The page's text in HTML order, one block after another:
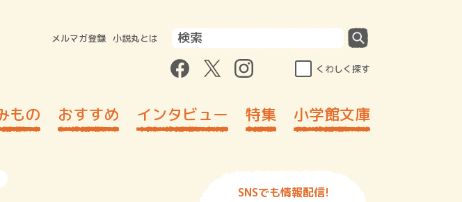
メルマガ登録 小説丸とは
くわしく探す
もの おすすめ インタビュー 特集 小学館文庫
SNSでも情報配信!